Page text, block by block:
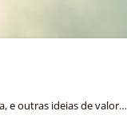
e outras ideias de valor…